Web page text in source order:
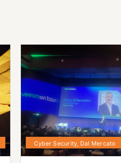
Cyber Security, Dal Mercato